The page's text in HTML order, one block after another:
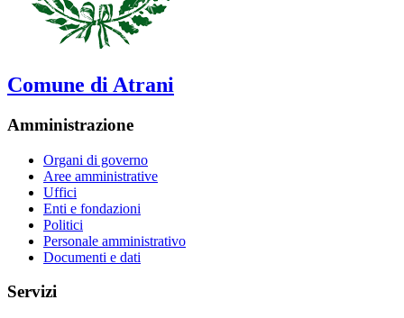
Comune di Atrani
Amministrazione
Organi di governo
Aree amministrative
Uffici
Enti e fondazioni
Politici
Personale amministrativo
Documenti e dati
Servizi